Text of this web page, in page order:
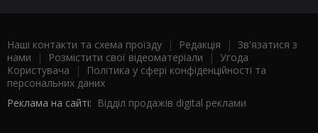
Наші контакти та схема проїзду | Редакція | Зв'язатися з
нами | Розмістити свої відеоматеріали | Угода
Користувача |
Політика у сфері конфіденційності та
персональних даних
Реклама на сайті: Відділ продажів digital реклами